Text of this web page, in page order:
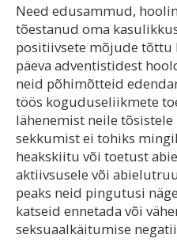
Need edusammud,
tõestanud oma
positiivsete mõjude tõttu
päeva adventistidest
neid põhimõtteid
töös koguduseliikmete
lähenemist neile
sekkumist ei tohiks
heakskiitu või toetust
aktiivsusele või
peaks neid pingutusi
katseid ennetada või
seksuaalkäitumise